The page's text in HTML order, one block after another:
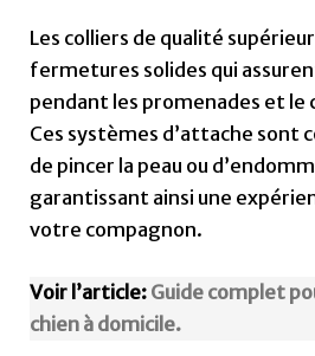
Les colliers de qualité
fermetures solides qui
pendant les promenades et le
Ces systèmes d’attache sont
de pincer la peau ou
garantissant ainsi une
votre compagnon.
Voir l’article: Guide complet
chien à domicile.